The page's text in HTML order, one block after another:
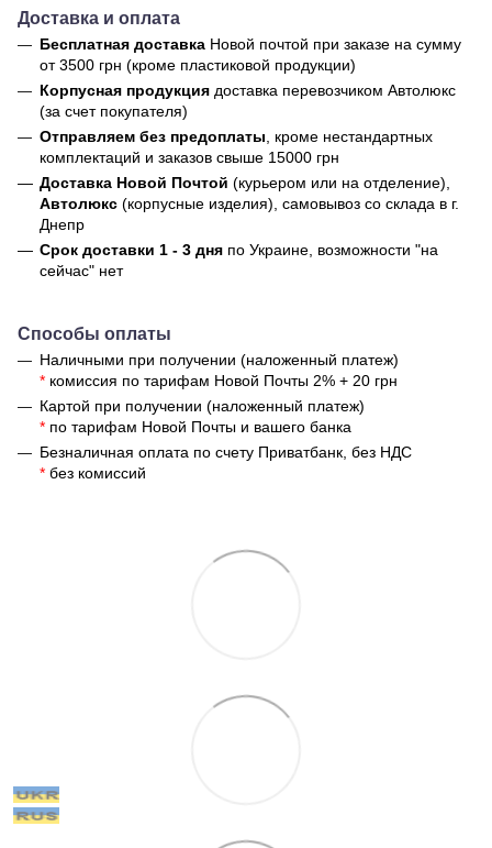
Доставка и оплата
Бесплатная доставка Новой почтой при заказе на сумму
от 3500 грн (кроме пластиковой продукции)
Корпусная продукция доставка перевозчиком Автолюкс
(за счет покупателя)
Отправляем без предоплаты , кроме нестандартных
комплектаций и заказов свыше 15000 грн
Доставка Новой Почтой (курьером или на отделение),
Автолюкс (корпусные изделия), самовывоз со склада в г.
Днепр
Срок доставки 1 - 3 дня по Украине, возможности "на
сейчас" нет
Способы оплаты
Наличными при получении (наложенный платеж)
* комиссия по тарифам Новой Почты 2% + 20 грн
Картой при получении (наложенный платеж)
* по тарифам Новой Почты и вашего банка
Безналичная оплата по счету Приватбанк, без НДС
* без комиссий